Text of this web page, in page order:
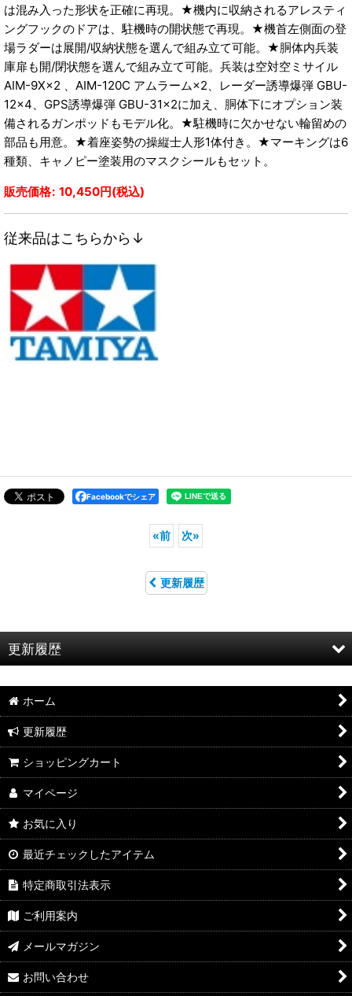
は混み入った形状を正確に再現。★機内に収納されるアレスティ
ングフックのドアは、駐機時の開状態で再現。★機首左側面の登
場ラダーは展開/収納状態を選んで組み立て可能。★胴体内兵装
庫扉も開/閉状態を選んで組み立て可能。兵装は空対空ミサイル
AIM-9X×2 、AIM-120C アムラーム×2、レーダー誘導爆弾 GBU-
12×4、GPS誘導爆弾 GBU-31×2に加え、胴体下にオプション装
備されるガンポッドもモデル化。★駐機時に欠かせない輪留めの
部品も用意。★着座姿勢の操縦士人形1体付き。★マーキングは6
種類、キャノピー塗装用のマスクシールもセット。
販売価格: 10,450円(税込)
従来品はこちらから↓
Facebookでシェア
«前 次»
更新履歴
更新履歴
2026年8月入荷のご案内
2026年7月新製品のご案内
2026年7月入荷のご案内
2026年6月新製品のご案内
2026年6月入荷のご案内
2026年5月新製品のご案内
2026年5月入荷のご案内
ホーム
更新履歴
ショッピングカート
マイページ
お気に入り
最近チェックしたアイテム
特定商取引法表示
ご利用案内
メールマガジン
お問い合わせ